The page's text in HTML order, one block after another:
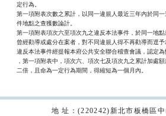
    定行為。
第一項附表次數之累計，以同一違規人最近三年內於同
    件地點之查獲數論計。
第一項附表項次六至項次九之違反本法事件，於同一地
曾經勸導或處分在案者，對不同違規人得不再勸導而逕予
違反本法事件經提報本府公共安全聯合稽查會議，認定
，第一項附表中，項次六、項次七及項次九之累計加處
    二倍，且命為一定行為期間，得縮短為一個月內。
地 址：(220242)新北市板橋區